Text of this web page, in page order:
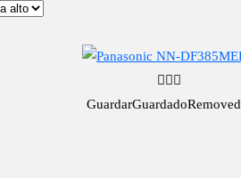
GuardarGuardadoRemoved